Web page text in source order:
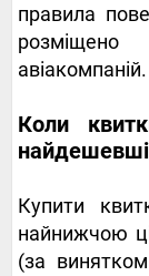
правила
авіакомпаній.
Коли
найдешевші
Купити
найнижчою
(за